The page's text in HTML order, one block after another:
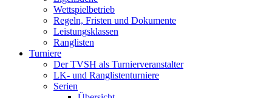
Wettspielbetrieb
Regeln, Fristen und Dokumente
Leistungsklassen
Ranglisten
Turniere
Der TVSH als Turnierveranstalter
LK- und Ranglistenturniere
Serien